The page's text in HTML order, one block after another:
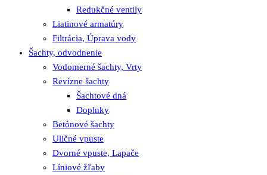
Redukčné ventily
Liatinové armatúry
Filtrácia, Úprava vody
Šachty, odvodnenie
Vodomerné šachty, Vrty
Revízne šachty
Šachtové dná
Doplnky
Betónové šachty
Uličné vpuste
Dvorné vpuste, Lapače
Líniové žľaby